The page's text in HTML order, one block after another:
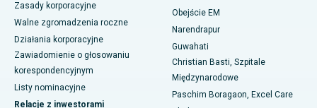
Najlepszy szpital w Jayanagar, Bangalore
Najlepszy szpital w KK Nagar, Madurai
Najlepszy szpital w Ramji Nagar, Nellore
Najlepszy szpital w sektorze 19, Rourkela
Zasady korporacyjne
Walne zgromadzenia roczne
Działania korporacyjne
Zawiadomienie o głosowaniu
korespondencyjnym
Listy nominacyjne
Relacje z inwestorami
Obejście EM
Narendrapur
Guwahati
Christian Basti, Szpitale
Międzynarodowe
Paschim Boragaon, Excel Care